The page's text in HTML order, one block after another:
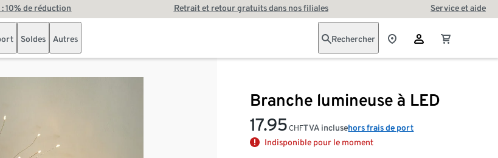
10% de réduction Retrait et retour gratuits dans nos filiales Service et aide
Soldes Autres Rechercher
Branche lumineuse à LED
17.95 CHFTVA inclusehors frais de port
Indisponible pour le moment